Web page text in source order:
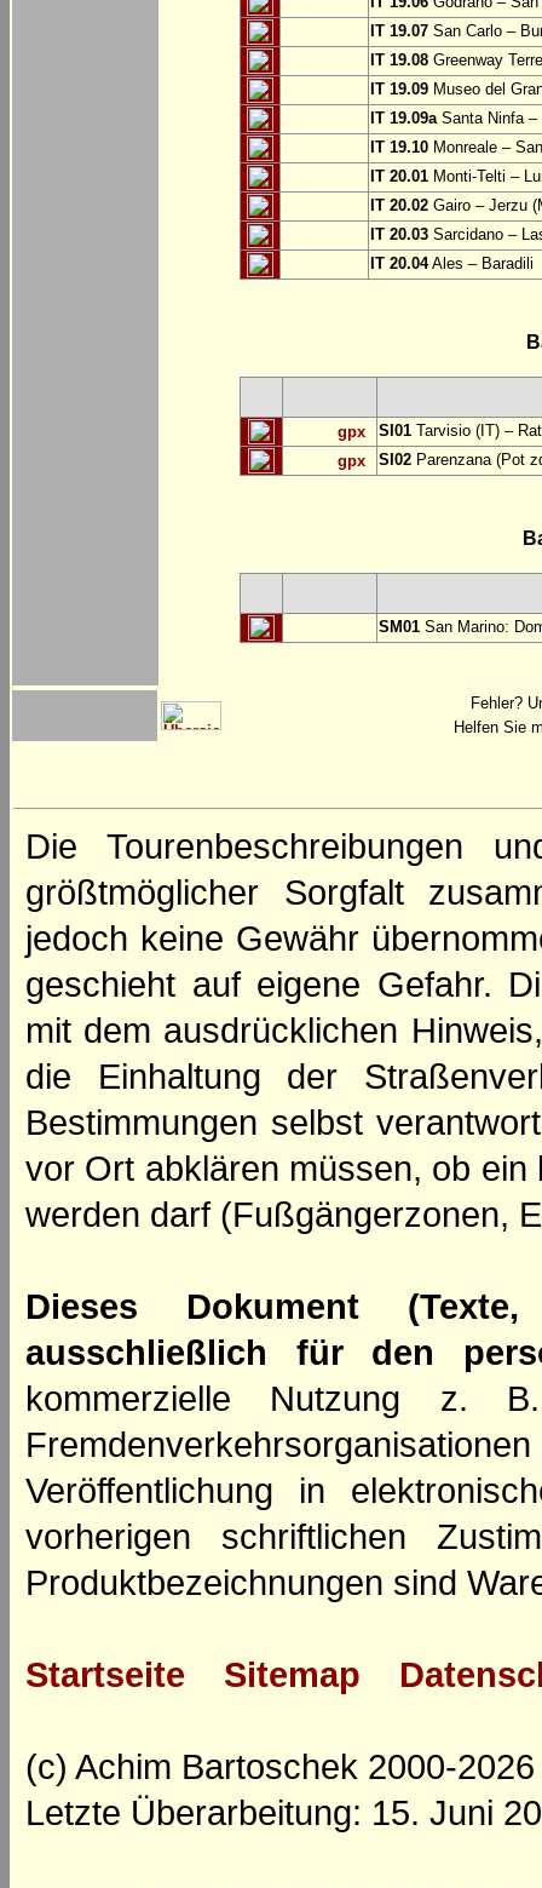
IT 19.07 San Carlo –
IT 19.08 Greenway
IT 19.09 Museo del
IT 19.09aSanta Ninfa –
IT 19.10 Monreale –
IT 20.01 Monti-Telti –
IT 20.02 Gairo – Jerzu
IT 20.03 Sarcidano –
IT 20.04Ales – Baradili
gpx SI01 Tarvisio (IT) –
gpx
SI02 Parenzana (Pot
SM01 San Marino:
Fehler?
Helfen Sie
Die Tourenbeschreibungen
größtmöglicher Sorgfalt
jedoch keine Gewähr
geschieht auf eigene Gefahr.
mit dem ausdrücklichen
die Einhaltung der
Bestimmungen selbst
vor Ort abklären müssen, ob
werden darf (Fußgängerzonen,
Dieses Dokument
ausschließlich für den
kommerzielle Nutzung z.
Veröffentlichung in
vorherigen schriftlichen
Produktbezeichnungen sind
Startseite Sitemap
(c) Achim Bartoschek 2000-2026
Letzte Überarbeitung: 15. Juni